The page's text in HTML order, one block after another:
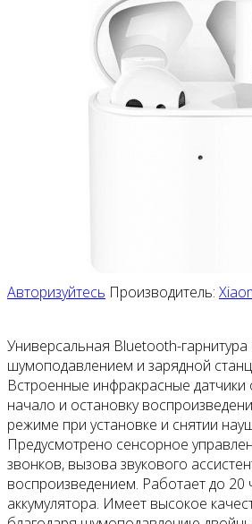
Авторизуйтесь Производитель:
Универсальная Bluetooth-гарнитура
шумоподавлением и зарядной
Встроенные инфракрасные
начало и остановку
режиме при установке и снятии
Предусмотрено сенсорное
звонков, вызова звукового
воспроизведением. Работает до 20
аккумулятора. Имеет высокое